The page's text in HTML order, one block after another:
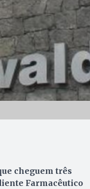
cheguem três
Farmacêutico